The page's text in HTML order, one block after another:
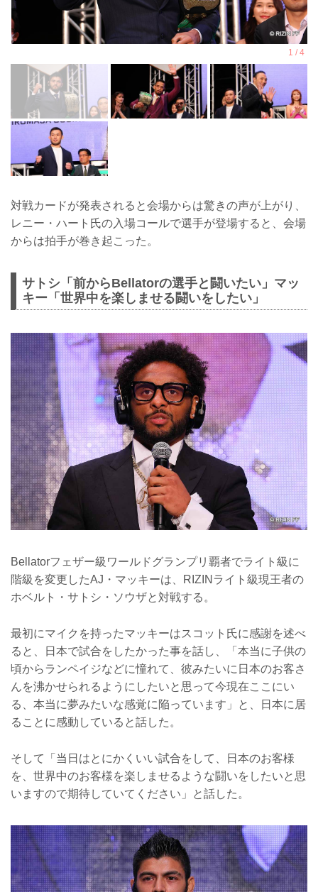
対戦カードが発表されると会場からは驚きの声が上がり、
レニー・ハート氏の入場コールで選手が登場すると、会場
からは拍手が巻き起こった。
サトシ「前からBellatorの選手と闘いたい」マッ
キー「世界中を楽しませる闘いをしたい」
Bellatorフェザー級ワールドグランプリ覇者でライト級に
階級を変更したAJ・マッキーは、RIZINライト級現王者の
ホベルト・サトシ・ソウザと対戦する。
最初にマイクを持ったマッキーはスコット氏に感謝を述べ
ると、日本で試合をしたかった事を話し、「本当に子供の
頃からランペイジなどに憧れて、彼みたいに日本のお客さ
んを沸かせられるようにしたいと思って今現在ここにい
る、本当に夢みたいな感覚に陥っています」と、日本に居
ることに感動していると話した。
そして「当日はとにかくいい試合をして、日本のお客様
を、世界中のお客様を楽しませるような闘いをしたいと思
いますので期待していてください」と話した。